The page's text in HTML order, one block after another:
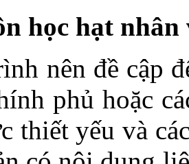
học hạt
nên đề cập
phủ hoặc
thiết yếu và